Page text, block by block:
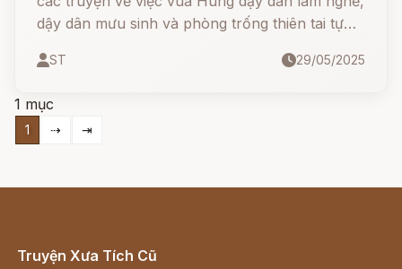
dậy dân mưu sinh và phòng trống thiên tai tự
dạy dân cấy lúa, ...
ST 29/05/2025
1 mục
1 ⇢ ⇥
Truyện Xưa Tích Cũ